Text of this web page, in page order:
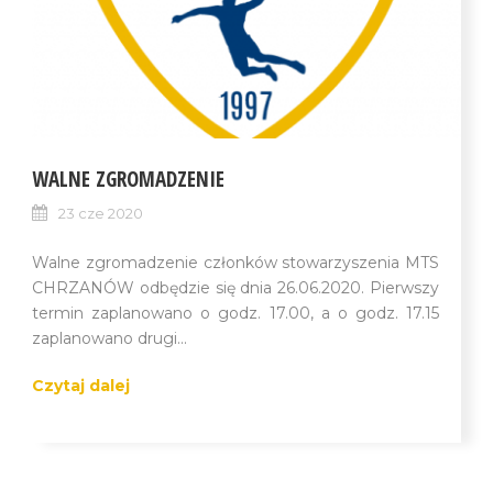
WALNE ZGROMADZENIE
23 cze 2020
Walne zgromadzenie członków stowarzyszenia MTS
CHRZANÓW odbędzie się dnia 26.06.2020. Pierwszy
termin zaplanowano o godz. 17.00, a o godz. 17.15
zaplanowano drugi...
Czytaj dalej